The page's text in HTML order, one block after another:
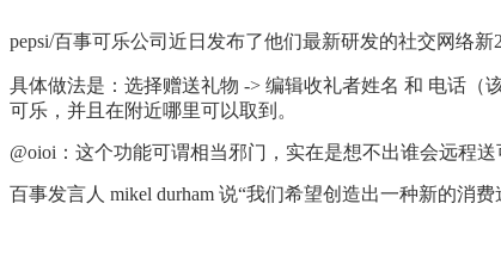
pepsi/百事可乐公司近日发布了他们最新研发的社交网络新
具体做法是：选择赠送礼物 -> 编辑收礼者姓名 和 电话（
可乐，并且在附近哪里可以取到。
@oioi：这个功能可谓相当邪门，实在是想不出谁会远程送
百事发言人 mikel durham 说“我们希望创造出一种新的消